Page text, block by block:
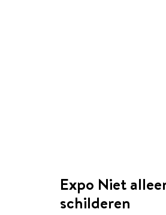
Expo Niet
schilderen